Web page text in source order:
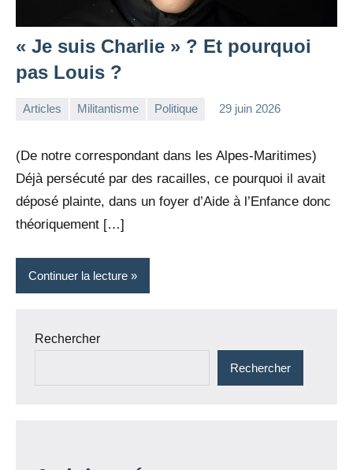
« Je suis Charlie » ? Et pourquoi
pas Louis ?
Articles Militantisme Politique 29 juin 2026
(De notre correspondant dans les Alpes-Maritimes)
Déjà persécuté par des racailles, ce pourquoi il avait
déposé plainte, dans un foyer d’Aide à l’Enfance donc
théoriquement […]
Continuer la lecture
Rechercher
Rechercher